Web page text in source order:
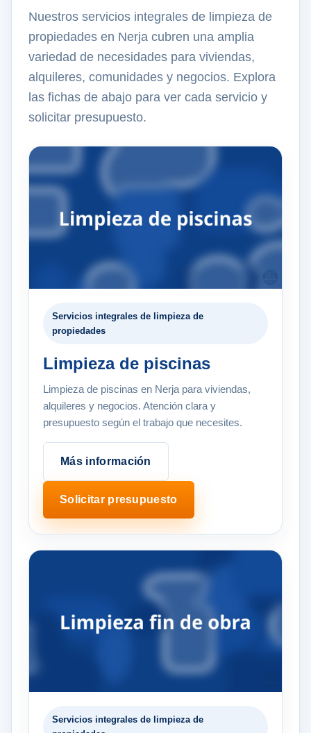
Nuestros servicios integrales de limpieza de
propiedades en Nerja cubren una amplia
variedad de necesidades para viviendas,
alquileres, comunidades y negocios. Explora
las fichas de abajo para ver cada servicio y
solicitar presupuesto.
Servicios integrales de limpieza de
propiedades
Limpieza de piscinas
Limpieza de piscinas en Nerja para viviendas,
alquileres y negocios. Atención clara y
presupuesto según el trabajo que necesites.
Más información
Solicitar presupuesto
Servicios integrales de limpieza de